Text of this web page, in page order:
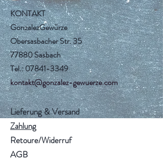
KONTAKT
GonzalezGewürze
Obersasbacher Str. 35
77880 Sasbach
Tel.: 07841-3349
kontakt@gonzalez-gewuerze.com
​Lieferung & Versand
Zahlung
Retoure/Widerruf
AGB